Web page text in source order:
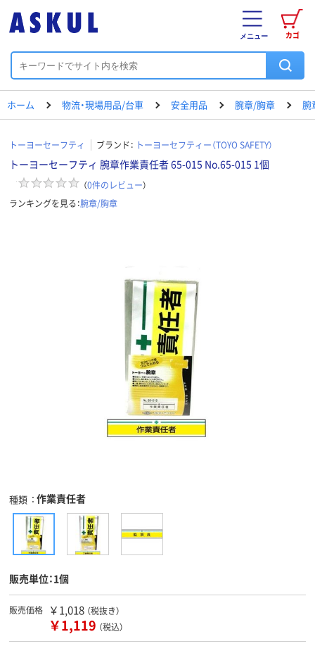
カゴ
メニュー
ホーム 物流・現場用品/台車 安全用品 腕章/胸章 腕
トーヨーセーフティ ブランド： トーヨーセフティー（TOYO SAFETY）
トーヨーセーフティ 腕章作業責任者 65-015 No.65-015 1個
（0件のレビュー）
ランキングを見る：腕章/胸章
種類 作業責任者
販売単位：1個
販売価格 ￥1,018 （税抜き）
￥1,119 （税込）